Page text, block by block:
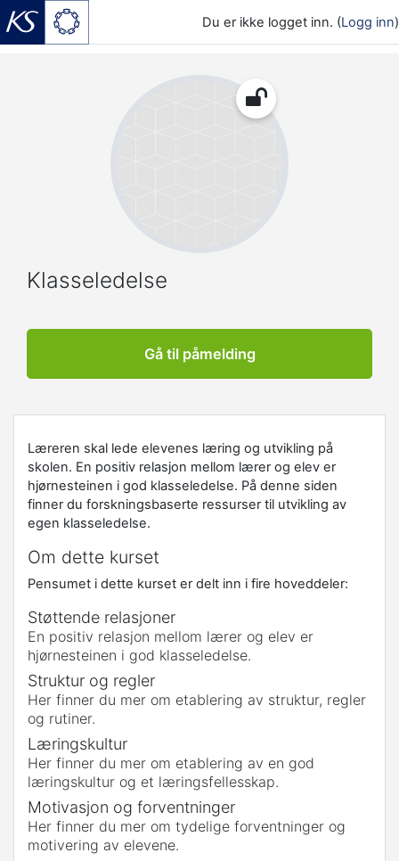
Du er ikke logget inn. (Logg inn)
Klasseledelse
Gå til påmelding
Læreren skal lede elevenes læring og utvikling på
skolen. En positiv relasjon mellom lærer og elev er
hjørnesteinen i god klasseledelse. På denne siden
finner du forskningsbaserte ressurser til utvikling av
egen klasseledelse.
Om dette kurset
Pensumet i dette kurset er delt inn i fire hoveddeler:
Støttende relasjoner
En positiv relasjon mellom lærer og elev er
hjørnesteinen i god klasseledelse.
Struktur og regler
Her finner du mer om etablering av struktur, regler
og rutiner.
Læringskultur
Her finner du mer om etablering av en god
læringskultur og et læringsfellesskap.
Motivasjon og forventninger
Her finner du mer om tydelige forventninger og
motivering av elevene.